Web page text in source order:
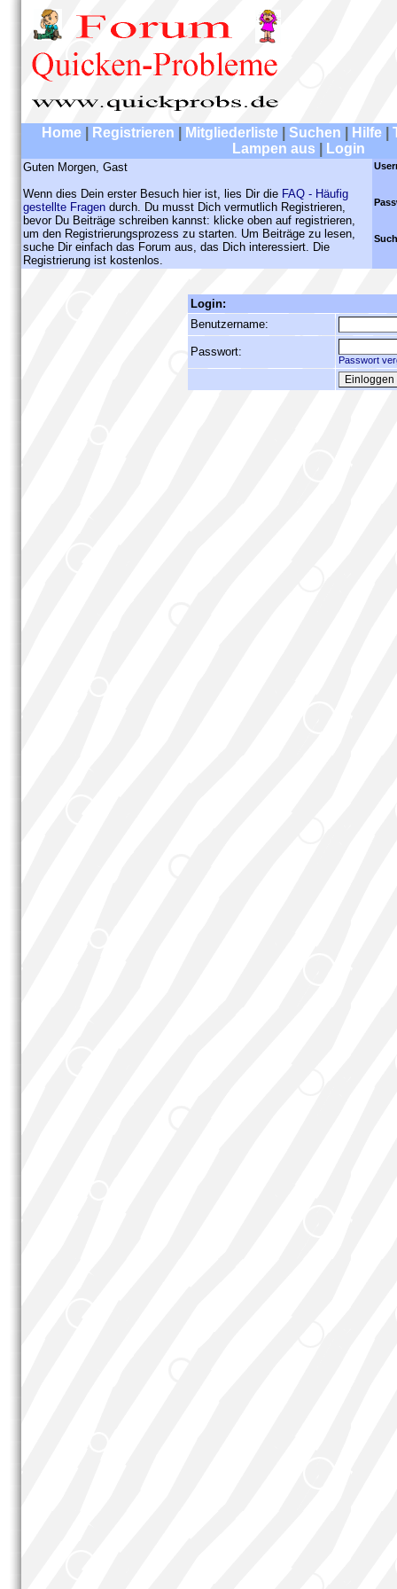
Home Registrieren Mitgliederliste Suchen Hilfe
Lampen aus
Login
Guten Morgen, Gast
Wenn dies Dein erster Besuch hier ist, lies Dir die FAQ - Häufig
gestellte Fragen durch. Du musst Dich vermutlich Registrieren,
bevor Du Beiträge schreiben kannst: klicke oben auf registrieren,
um den Registrierungsprozess zu starten. Um Beiträge zu lesen,
suche Dir einfach das Forum aus, das Dich interessiert. Die
Registrierung ist kostenlos.
Login:
Benutzername:
Passwort:
Passwort